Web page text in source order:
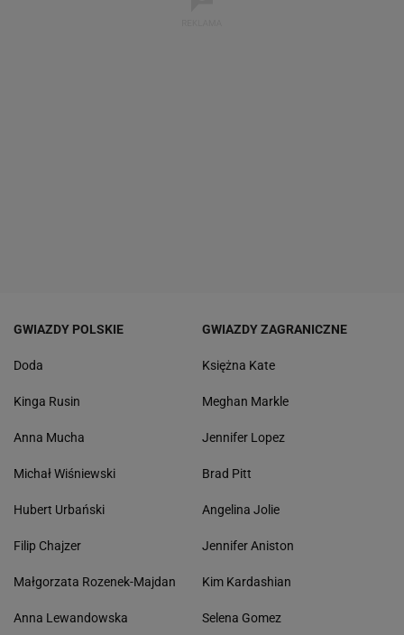
GWIAZDY POLSKIE
Doda
Kinga Rusin
Anna Mucha
Michał Wiśniewski
Hubert Urbański
Filip Chajzer
Małgorzata Rozenek-Majdan
Anna Lewandowska
GWIAZDY ZAGRANICZNE
Księżna Kate
Meghan Markle
Jennifer Lopez
Brad Pitt
Angelina Jolie
Jennifer Aniston
Kim Kardashian
Selena Gomez